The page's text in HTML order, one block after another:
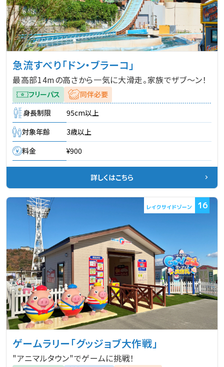
急流すべり「ドン・ブラーコ」
最高部14mの高さから一気に大滑走。家族でザブ～ン！
フリーパス
同伴必要
身長制限
95cm以上
対象年齢
3歳以上
料金
¥900
詳しくはこちら
16
ゲームラリー「グッジョブ大作戦」
"アニマルタウン"でゲームに挑戦！